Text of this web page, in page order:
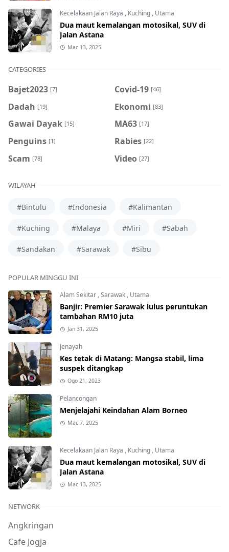
Kecelakaan Jalan Raya , Kuching , Utama
Dua maut kemalangan motosikal, SUV di
Jalan Astana
Mac 13, 2025
CATEGORIES
Bajet2023 [7] Covid-19 [46]
Dadah [19] Ekonomi [83]
Gawai Dayak [15] MA63 [17]
Penguins [1] Rabies [22]
Scam [78] Video [27]
WILAYAH
#Bintulu #Indonesia #Kalimantan
#Kuching #Malaya #Miri #Sabah
#Sandakan #Sarawak #Sibu
POPULAR MINGGU INI
Alam Sekitar,Sarawak, Utama
Banjir: Premier Sarawak lulus peruntukan
tambahan RM10 juta
Jan 31, 2025
Jenayah
Kes tetak di Matang: Mangsa stabil, lima
suspek ditangkap
Ogo 21, 2023
Pelancongan
Menjelajahi Keindahan Alam Borneo
Mac 7, 2025
Kecelakaan Jalan Raya , Kuching, Utama
Dua maut kemalangan motosikal, SUV di
Jalan Astana
Mac 13, 2025
NETWORK
Angkringan
Cafe Jogja